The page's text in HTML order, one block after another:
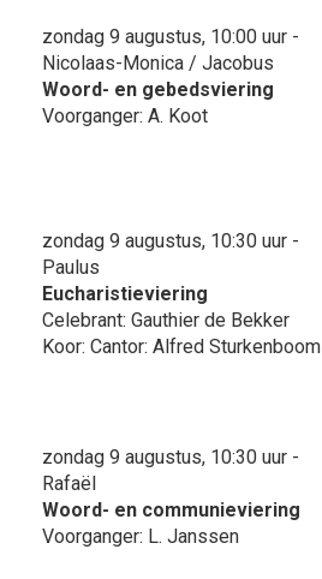
zondag 9 augustus, 10:00 uur -
Nicolaas-Monica / Jacobus
Woord- en gebedsviering
Voorganger: A. Koot
zondag 9 augustus, 10:30 uur -
Paulus
Eucharistieviering
Celebrant: Gauthier de Bekker
Koor: Cantor: Alfred Sturkenboom
zondag 9 augustus, 10:30 uur -
Rafaël
Woord- en communieviering
Voorganger: L. Janssen